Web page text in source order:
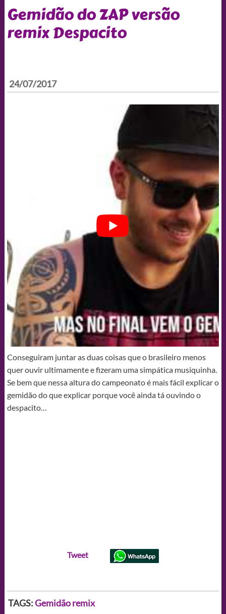
Gemidão do ZAP versão
remix Despacito
24/07/2017
Conseguiram juntar as duas coisas que o brasileiro menos
quer ouvir ultimamente e fizeram uma simpática musiquinha.
Se bem que nessa altura do campeonato é mais fácil explicar o
gemidão do que explicar porque você ainda tá ouvindo o
despacito…
Tweet
TAGS:Gemidão remix